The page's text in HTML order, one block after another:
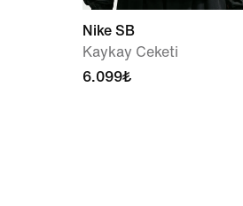
Nike SB
Kaykay Ceketi
6.099₺